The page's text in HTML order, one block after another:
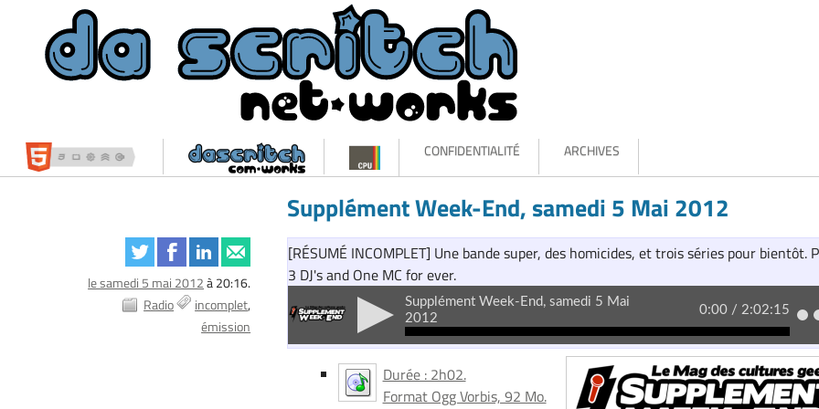
CONFIDENTIALITÉ ARCHIVES
Supplément Week-End, samedi 5 Mai 2012
le samedi 5 mai 2012à 20:16.
Radio
incomplet
émission
[RÉSUMÉ INCOMPLET] Une bande super, des homicides, et trois séries pour bientôt.
3 DJ's and One MC for ever.
Durée : 2h02.
Format Ogg Vorbis, 92 Mo.